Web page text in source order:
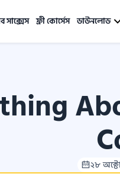
সাক্সেস ফ্রী কোর্সেস ডাউনলোড
২৮